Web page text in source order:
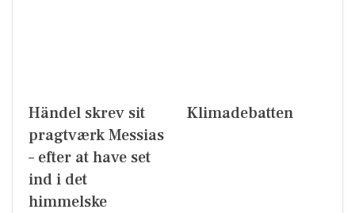
Händel skrev sit
pragtværk Messias
– efter at have set
ind i det
himmelske
Klimadebatten